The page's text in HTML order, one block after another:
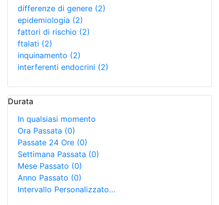
differenze di genere (2)
epidemiologia (2)
fattori di rischio (2)
ftalati (2)
inquinamento (2)
interferenti endocrini (2)
Durata
In qualsiasi momento
Ora Passata (0)
Passate 24 Ore (0)
Settimana Passata (0)
Mese Passato (0)
Anno Passato (0)
Intervallo Personalizzato…